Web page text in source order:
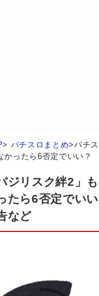
> パチスロまとめ>パチ
かったら6否定でいい？
ジリスク絆2」
たら6否定でい
など